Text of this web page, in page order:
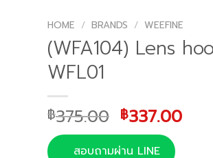
HOME / BRANDS / WEEFINE
(WFA104) Lens
WFL01
฿375.00 Original
price
was:
฿337.00
สอบถามผ่าน LINE